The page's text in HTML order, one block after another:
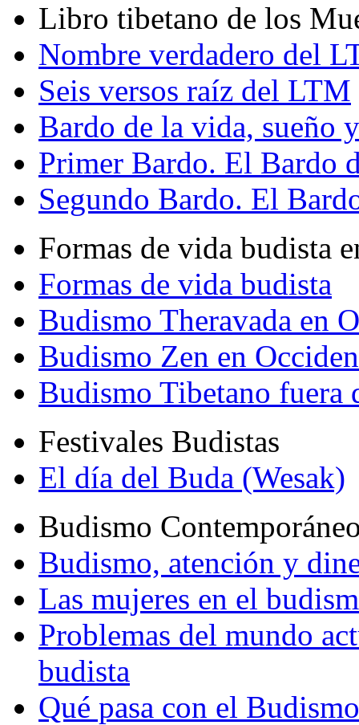
Libro tibetano de los
Nombre verdadero del
Seis versos raíz del LTM
Bardo de la vida, sueño
Primer Bardo. El Bardo
Segundo Bardo. El
Formas de vida budista
Formas de vida budista
Budismo Theravada en
Budismo Zen en
Budismo Tibetano fuera
Festivales Budistas
El día del Buda (Wesak)
Budismo
Budismo, atención y
Las mujeres en el
Problemas del mundo
budista
Qué pasa con el